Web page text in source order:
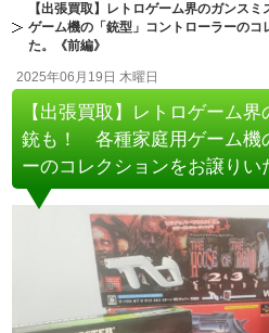
【出張買取】レトロゲーム界のガンス
ゲーム機の「銃型」コントローラーのコ
た。《前編》
2025年06月19日 木曜日
【出張買取】レトロゲーム
銃も！ 各種家庭用ゲーム機
ーのコレクションをお譲りい